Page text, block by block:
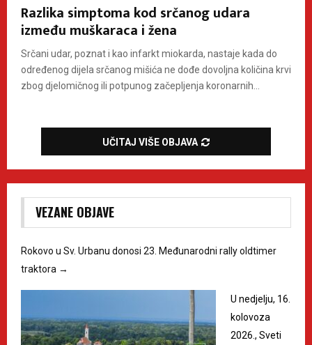
Razlika simptoma kod srčanog udara
između muškaraca i žena
Srčani udar, poznat i kao infarkt miokarda, nastaje kada do
određenog dijela srčanog mišića ne dođe dovoljna količina krvi
zbog djelomičnog ili potpunog začepljenja koronarnih...
UČITAJ VIŠE OBJAVA
VEZANE OBJAVE
Rokovo u Sv. Urbanu donosi 23. Međunarodni rally oldtimer
traktora →
U nedjelju, 16.
kolovoza
2026., Sveti